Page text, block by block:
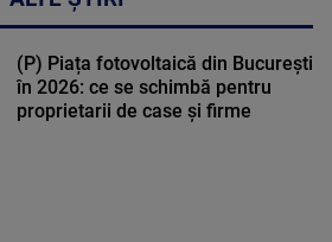
(P) Piața fotovoltaică din București
în 2026: ce se schimbă pentru
proprietarii de case și firme